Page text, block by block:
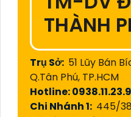
THÀNH
Trụ Sở: 51 Lũy Bán
Q.Tân Phú, TP.HCM
Hotline:
Chi Nhánh 1: 445/